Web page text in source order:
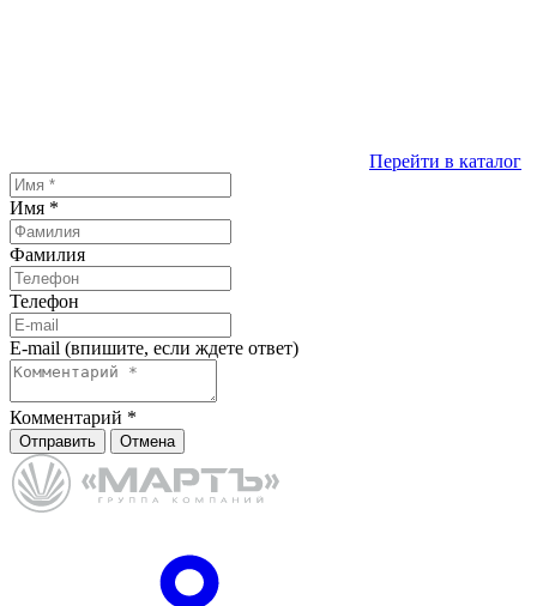
Перейти в каталог
Имя *
Фамилия
Телефон
E-mail (впишите, если ждете ответ)
Комментарий *
Отправить Отмена